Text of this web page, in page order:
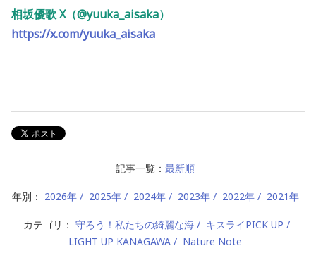
相坂優歌 X（@yuuka_aisaka）
https://x.com/yuuka_aisaka
記事一覧： 最新順
年別： 2026年 2025年 2024年 2023年 2022年 2021年
カテゴリ： 守ろう！私たちの綺麗な海
キスライPICK UP
LIGHT UP KANAGAWA
Nature Note